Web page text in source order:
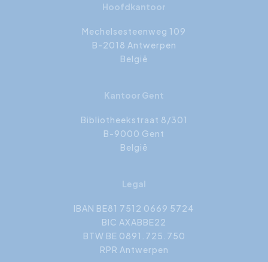
Hoofdkantoor
Mechelsesteenweg 109
B-2018 Antwerpen
België
Kantoor Gent
Bibliotheekstraat 8/301
B-9000 Gent
België
Legal
IBAN BE81 7512 0669 5724
BIC AXABBE22
BTW BE 0891.725.750
RPR Antwerpen